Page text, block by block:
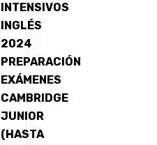
INTENSIVOS
INGLÉS
2024
PREPARACIÓN
EXÁMENES
CAMBRIDGE
JUNIOR
(HASTA